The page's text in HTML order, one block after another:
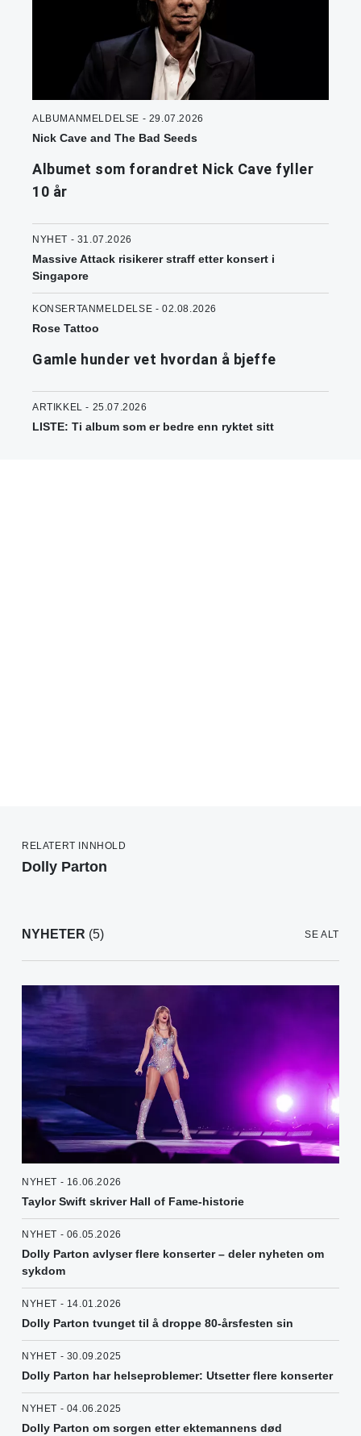
ALBUMANMELDELSE - 29.07.2026
Nick Cave and The Bad Seeds
Albumet som forandret Nick Cave fyller
10 år
NYHET - 31.07.2026
Massive Attack risikerer straff etter konsert i
Singapore
KONSERTANMELDELSE - 02.08.2026
Rose Tattoo
Gamle hunder vet hvordan å bjeffe
ARTIKKEL - 25.07.2026
LISTE: Ti album som er bedre enn ryktet sitt
RELATERT INNHOLD
Dolly Parton
NYHETER (5) SE ALT
NYHET - 16.06.2026
Taylor Swift skriver Hall of Fame-historie
NYHET - 06.05.2026
Dolly Parton avlyser flere konserter – deler nyheten om
sykdom
NYHET - 14.01.2026
Dolly Parton tvunget til å droppe 80-årsfesten sin
NYHET - 30.09.2025
Dolly Parton har helseproblemer: Utsetter flere konserter
NYHET - 04.06.2025
Dolly Parton om sorgen etter ektemannens død